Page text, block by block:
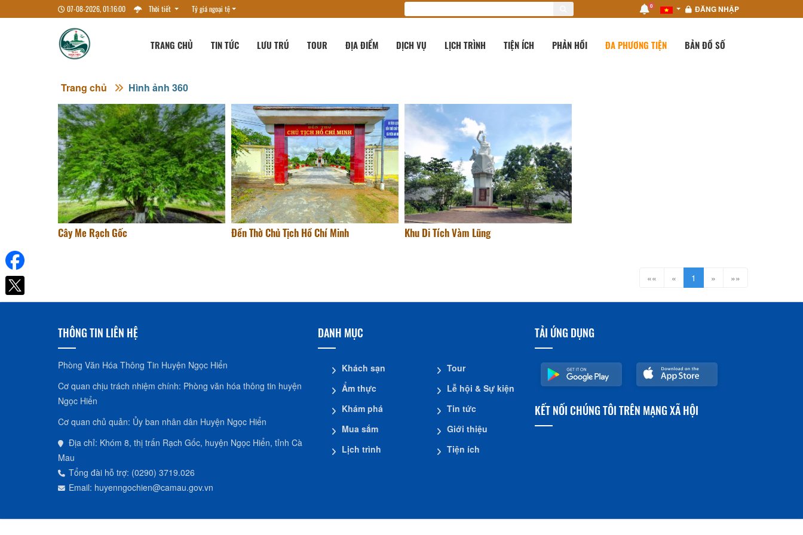
07-08-2026, 01:16:00 Thời tiết Tỷ giá ngoại tệ 0 ĐĂNG NHẬP
TRANG CHỦ TIN TỨC LƯU TRÚ TOUR ĐỊA ĐIỂM DỊCH VỤ LỊCH TRÌNH TIỆN ÍCH PHẢN HỒI ĐA PHƯƠNG TIỆN BẢN ĐỒ SỐ
Trang chủ Hình ảnh 360
Cây Me Rạch Gốc Đền Thờ Chủ Tịch Hồ Chí Minh Khu Di Tích Vàm Lũng
«« « 1 » »»
THÔNG TIN LIÊN HỆ
Phòng Văn Hóa Thông Tin Huyện Ngọc Hiển
Cơ quan chịu trách nhiệm chính: Phòng văn hóa thông tin huyện
Ngọc Hiển
Cơ quan chủ quản: Ủy ban nhân dân Huyện Ngọc Hiển
Địa chỉ: Khóm 8, thị trấn Rạch Gốc, huyện Ngọc Hiển, tỉnh Cà
Mau
Tổng đài hỗ trợ: (0290) 3719.026
Email: huyenngochien@camau.gov.vn
DANH MỤC
Khách sạn
Ẩm thực
Khám phá
Mua sắm
Lịch trình
Tour
Lễ hội & Sự kiện
Tin tức
Giới thiệu
Tiện ích
TẢI ỨNG DỤNG
KẾT NỐI CHÚNG TÔI TRÊN MẠNG XÃ HỘI